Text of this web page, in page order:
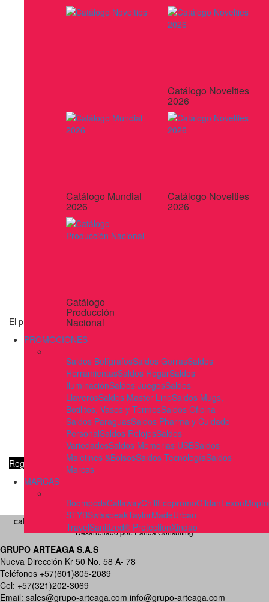
Catálogo Novelties
2026
Catálogo Mundial
2026
Catálogo Novelties
2026
Catálogo
Producción
Nacional
PROMOCIONES
Saldos BolígrafosSaldos GorrasSaldos
HerramientasSaldos HogarSaldos
IluminaciónSaldos JuegosSaldos
LlaverosSaldos Master LineSaldos Mugs,
Botilitos, Vasos y TermosSaldos Oficina
Saldos ParaguasSaldos Pharma y Cuidado
PersonalSaldos RelojesSaldos
VariedadesSaldos Memorias USBSaldos
Maletines &BolsosSaldos TecnologíaSaldos
Marcas
MARCAS
BoompodsCallawayChiliEcopromoGildanLexon
STYBSwisspeakTaylorMadeUrban
TravelSanitized® ProtectionXindao
El producto que desea consultar esta descontinuado
Regresar a la página anterior Ir a la página de inicio
catalogospromocionales.com | Todos los Derechos reservados
Desarrollado por:Panda Consulting
GRUPO ARTEAGA S.A.S
Nueva Dirección Kr 50 No. 58 A- 78
Teléfonos +57(601)805-2089
Cel: +57(321)202-3069
Email: sales@grupo-arteaga.com info@grupo-arteaga.com